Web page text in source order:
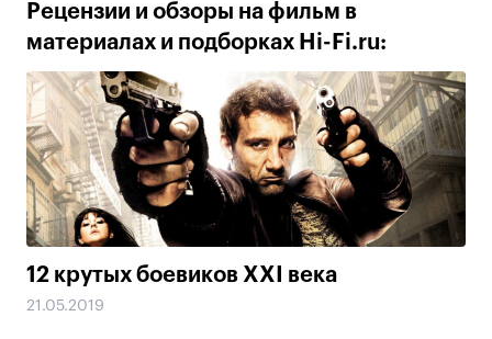
Рецензии и обзоры на фильм в
материалах и подборках Hi-Fi.ru:
12 крутых боевиков XXI века
21.05.2019